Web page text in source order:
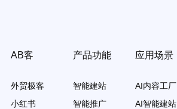
AB客
外贸极客
小红书
产品功能
智能建站
智能推广
应用场景
AI内容工厂
AI智能建站